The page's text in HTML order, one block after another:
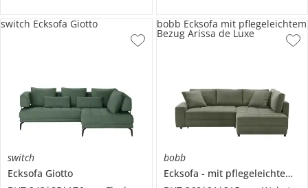
switch
Ecksofa Giotto
switch Ecksofa Giotto
bobb
Ecksofa
mit pflegeleichtem Bezug
bobb Ecksofa mit pflegeleichtem
Bezug Arissa de Luxe